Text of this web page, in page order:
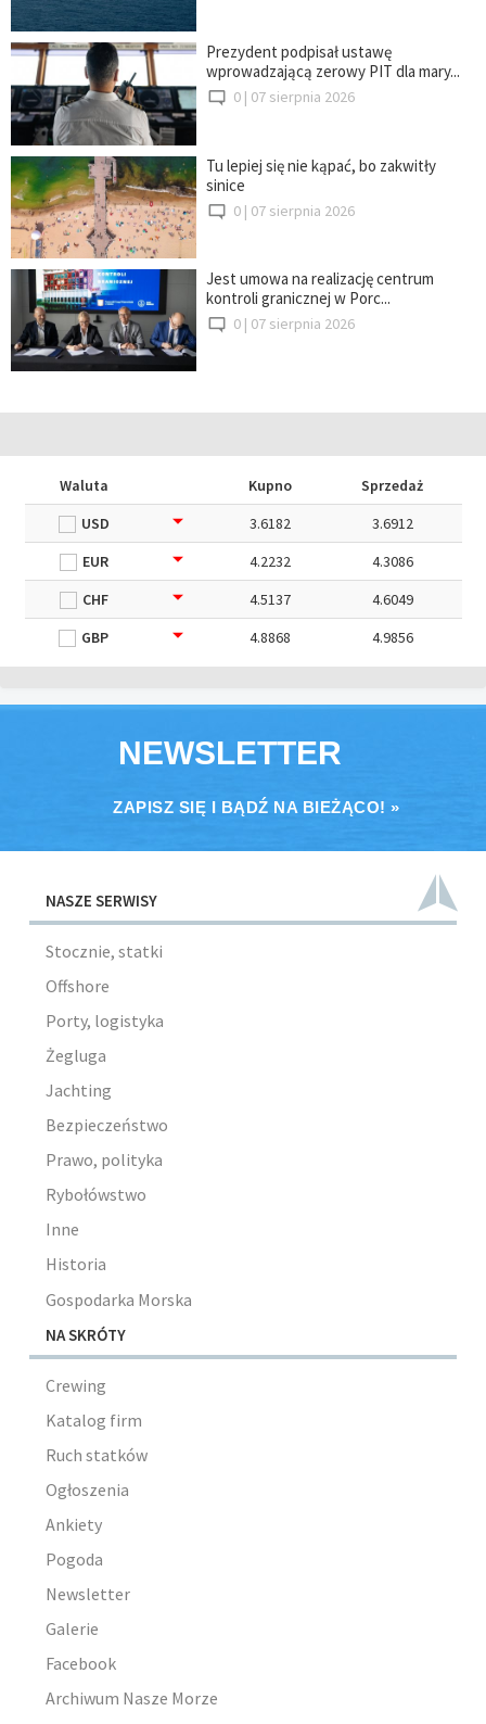
Prezydent podpisał ustawę
wprowadzającą zerowy PIT dla mary...
0 | 07 sierpnia 2026
Tu lepiej się nie kąpać, bo zakwitły
sinice
0 | 07 sierpnia 2026
Jest umowa na realizację centrum
kontroli granicznej w Porc...
0 | 07 sierpnia 2026
Waluta Kupno
Sprzedaż
USD
3.6182
3.6912
EUR
4.2232
4.3086
CHF
4.5137
4.6049
GBP
4.8868 4.9856
NEWSLETTER
ZAPISZ SIĘ I BĄDŹ NA BIEŻĄCO! »
NASZE SERWISY
Stocznie, statki
Offshore
Porty, logistyka
Żegluga
Jachting
Bezpieczeństwo
Prawo, polityka
Rybołówstwo
Inne
Historia
Gospodarka Morska
NA SKRÓTY
Crewing
Katalog firm
Ruch statków
Ogłoszenia
Ankiety
Pogoda
Newsletter
Galerie
Facebook
Archiwum Nasze Morze